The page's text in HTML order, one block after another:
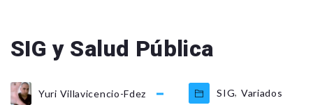
SIG y Salud Pública
Yuri Villavicencio-Fdez SIG, Variados